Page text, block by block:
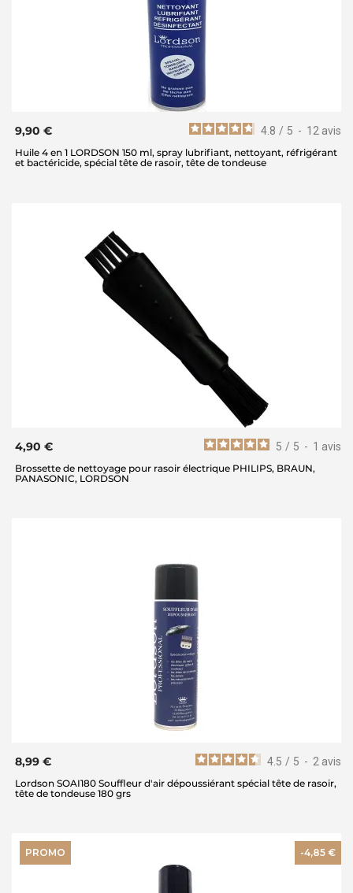
4.8 / 5 - 12 avis
9,90 €
Huile 4 en 1 LORDSON 150 ml, spray lubrifiant, nettoyant, réfrigérant
et bactéricide, spécial tête de rasoir, tête de tondeuse
5 / 5 - 1 avis
4,90 €
Brossette de nettoyage pour rasoir électrique PHILIPS, BRAUN,
PANASONIC, LORDSON
4.5 / 5 - 2 avis
8,99 €
Lordson SOAI180 Souffleur d'air dépoussiérant spécial tête de rasoir,
tête de tondeuse 180 grs
PROMO -4,85 €